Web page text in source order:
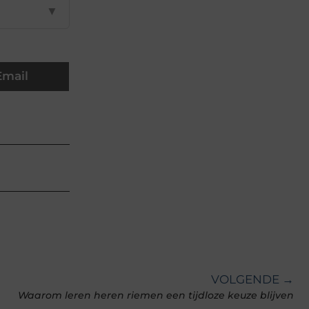
▼
VOLGENDE →
Waarom leren heren riemen een tijdloze keuze blijven